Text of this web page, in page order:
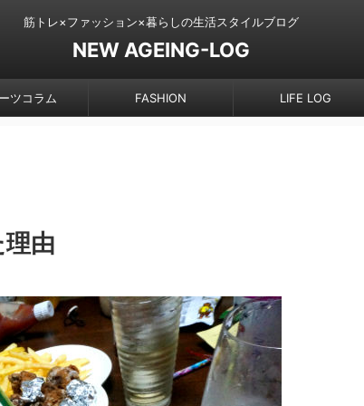
筋トレ×ファッション×暮らしの生活スタイルブログ
NEW AGEING-LOG
ツコラム FASHION LIFE LOG
由